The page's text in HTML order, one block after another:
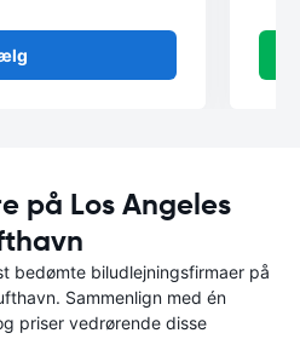
på Los Angeles
bedømte biludlejningsfirmaer på
Sammenlign med én
priser vedrørende disse